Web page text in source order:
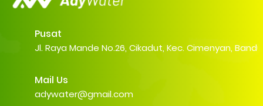
Pusat
Jl. Raya Mande No.26, Cikadut, Kec. Cimenyan,
Mail Us
adywater@gmail.com